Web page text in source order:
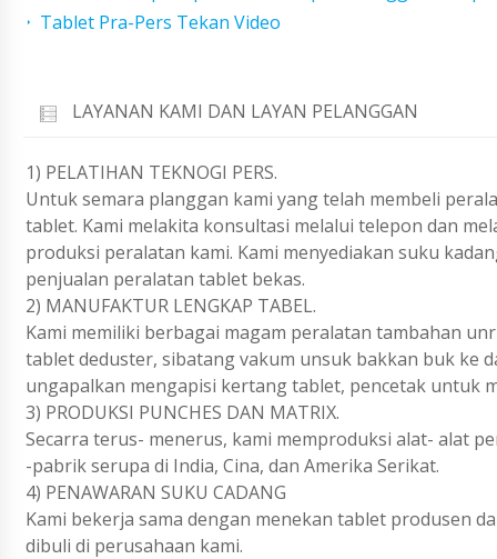
Tablet Pra-Pers Tekan Video
LAYANAN KAMI DAN LAYAN PELANGGAN
1) PELATIHAN TEKNOGI PERS.
Untuk semara planggan kami yang telah membeli
tablet. Kami melakita konsultasi melalui telepon dan
produksi peralatan kami. Kami menyediakan suku
penjualan peralatan tablet bekas.
2) MANUFAKTUR LENGKAP TABEL.
Kami memiliki berbagai magam peralatan tambahan
tablet deduster, sibatang vakum unsuk bakkan buk ke
ungapalkan mengapisi kertang tablet, pencetak untuk
3) PRODUKSI PUNCHES DAN MATRIX.
Secarra terus- menerus, kami memproduksi alat- alat
-pabrik serupa di India, Cina, dan Amerika Serikat.
4) PENAWARAN SUKU CADANG
Kami bekerja sama dengan menekan tablet produsen
dibuli di perusahaan kami.